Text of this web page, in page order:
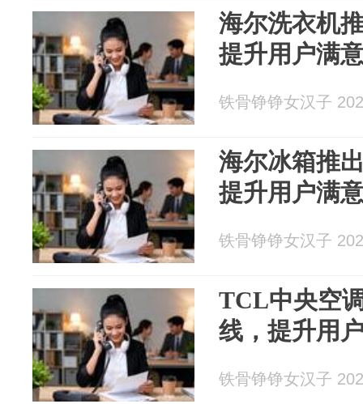
海尔洗衣机
提升用户满
铁骨铮铮女汉子
海尔冰箱推
提升用户满
铁骨铮铮女汉子
TCL中央空
线，提升用
铁骨铮铮女汉子